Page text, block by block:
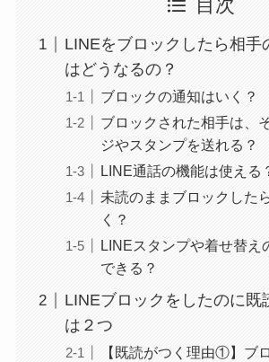
目次
LINEをブロックしたら相手
はどうなるの？
ブロックの通知はいく？
ブロックされた相手は、
ジやスタンプを送れる？
LINE通話の機能は使える
未読のままブロックした
く？
LINEスタンプや着せ替え
できる？
LINEブロックをしたのに既
は２つ
【既読がつく理由①】ブ